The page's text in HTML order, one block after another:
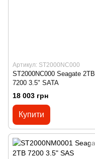
Артикул: ST2000NC000
ST2000NC000 Seagate 2TB
7200 3.5" SATA
18 003 грн
Купити